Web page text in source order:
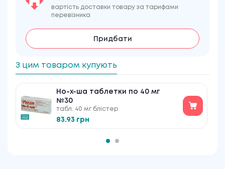
вартість доставки товару за тарифами
перевізника
Придбати
З цим товаром купують
Но-х-ша таблетки по 40 мг
№30
табл. 40 мг блістер
83.93 грн